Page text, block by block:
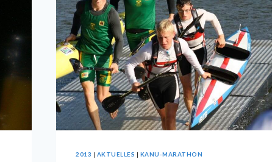
2013 | AKTUELLES | KANU-MARATHON